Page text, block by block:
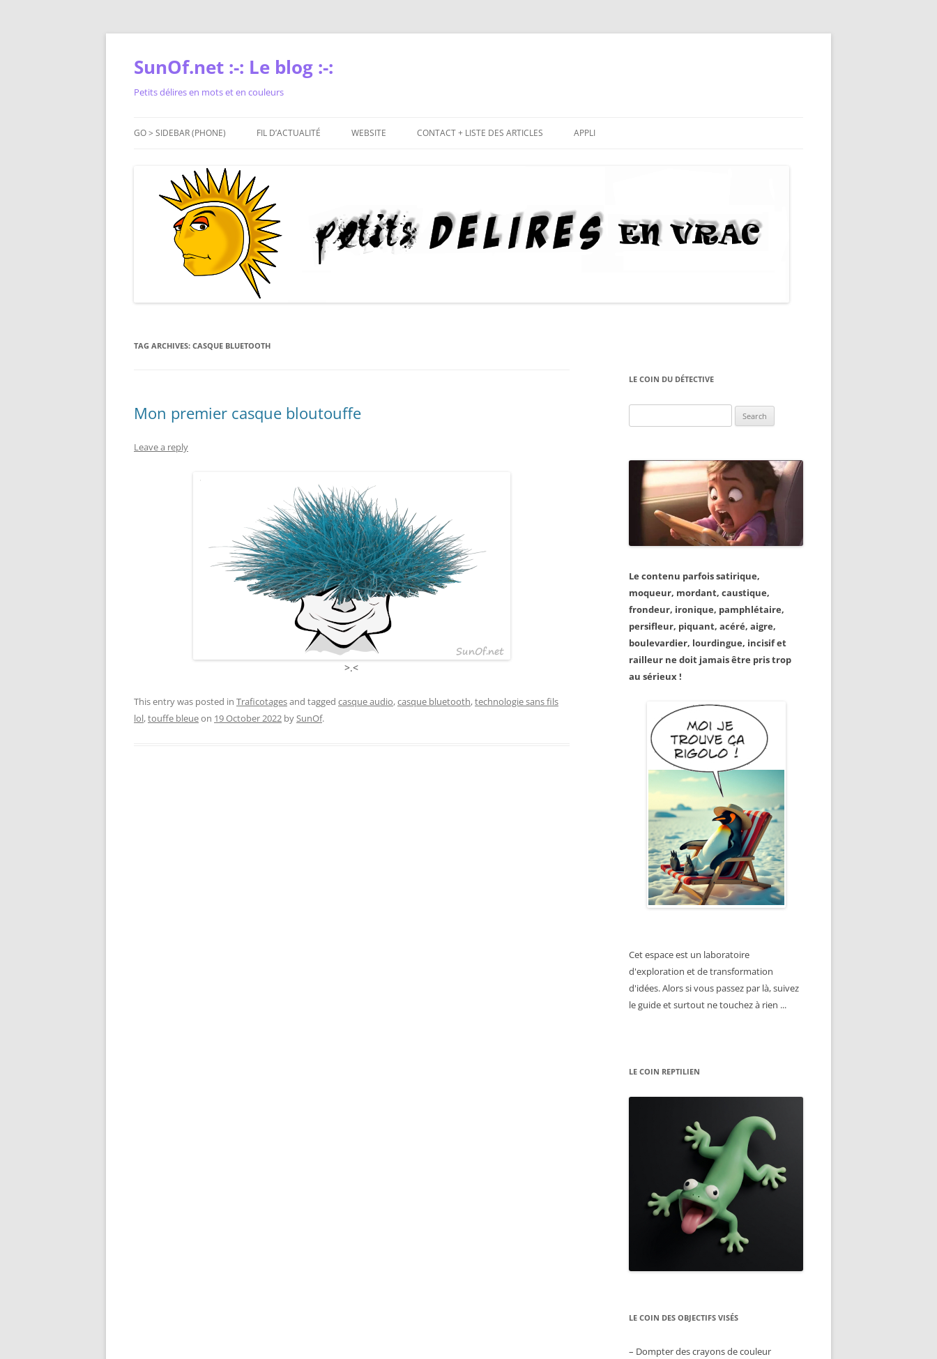
Skip
SunOf.net :-: Le blog :-:
Petits délires en mots et en couleurs
GO > SIDEBAR (PHONE) FIL D’ACTUALITÉ WEBSITE CONTACT + LISTE DES ARTICLES APPLI
TAG ARCHIVES: CASQUE BLUETOOTH
Mon premier casque bloutouffe
Leave a reply
>.<
This entry was posted in Traficotagesand tagged casque audio,casque bluetooth,technologie sans fils
lol,touffe bleueon 19 October 2022 bySunOf.
LE COIN DU DÉTECTIVE
for:
Le contenu parfois satirique,
moqueur, mordant, caustique,
frondeur, ironique, pamphlétaire,
persifleur, piquant, acéré, aigre,
boulevardier, lourdingue, incisif et
railleur ne doit jamais être pris trop
au sérieux !
Cet espace est un laboratoire
d'exploration et de transformation
d'idées. Alors si vous passez par là, suivez
le guide et surtout ne touchez à rien ...
LE COIN REPTILIEN
LE COIN DES OBJECTIFS VISÉS
– Dompter des crayons de couleur